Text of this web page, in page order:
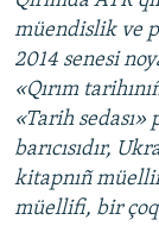
müendislik ve
2014 senesi
«Qırım
«Tarih sedası»
barıcısıdır,
kitapnıñ
müellifi, bir